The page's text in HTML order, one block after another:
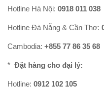
Hotline Hà Nội: 0918 011 038
Hotline Đà Nẵng & Cần Thơ:
Cambodia: +855 77 86 35 68
* Đặt hàng cho đại lý:
Hotline: 0912 102 105